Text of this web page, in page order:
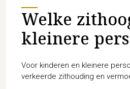
Welke
kleinere
Voor kinderen en kleinere
verkeerde zithouding en